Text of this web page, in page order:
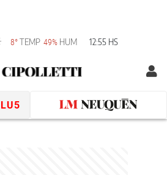
8° TEMP 49% HUM 12:55 HS
LU5